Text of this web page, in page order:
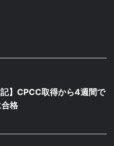
記】CPCC取得から4週間で
格